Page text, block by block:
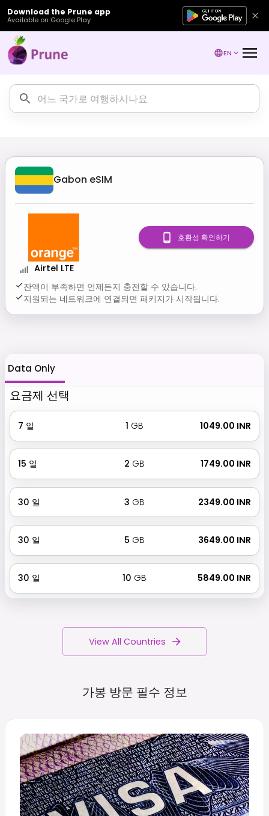
Download the Prune app
Available on Google Play
EN
Gabon eSIM
Airtel LTE
잔액이 부족하면 언제든지 충전할 수 있습니다.
지원되는 네트워크에 연결되면 패키지가 시작됩니다.
호환성 확인하기
Data Only
요금제 선택
7 일 1 GB ₹ 1049.00 INR
15 일 2 GB ₹ 1749.00 INR
30 일 3 GB ₹ 2349.00 INR
30 일 5 GB ₹ 3649.00 INR
30 일 10 GB ₹ 5849.00 INR
View All Countries
가봉 방문 필수 정보